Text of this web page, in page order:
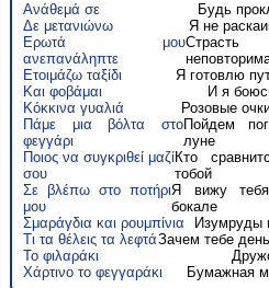
Ανάθεμά σε Будь
Δε μετανιώνω
Я не
Ερωτά μου
ανεπανάληπτε
Ετοιμάζω ταξίδι
Я готовлю
Και φοβάμαι
И я
Κόκκινα γυαλιά
Розовые
Πάμε μια βόλτα στο
φεγγάρι
Пойдем
луне
Ποιος να συγκριθεί μαζί
σου
Кто
тобой
Σε βλέπω στο ποτήρι
μου
Я вижу
бокале
Σμαράγδια και ρουμπίνια
Изумруды
Τι τα θέλεις τα λεφτάЗачем тебе
Το φιλαράκι
Χάρτινο το φεγγαράκι
Бумажная